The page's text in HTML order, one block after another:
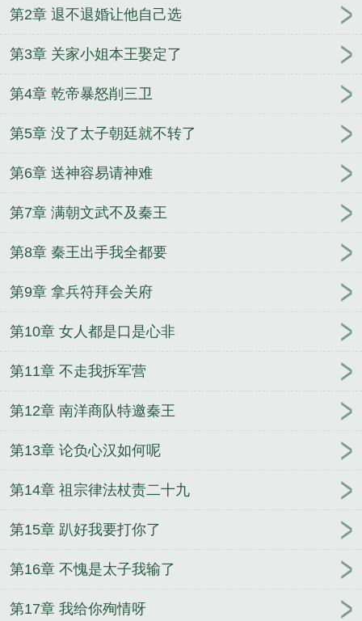
九叔：简化金光咒，晒太阳就变强
明末暴君：从收
瓜当反派 九龙夺嫡：被贬北凉，六皇子飘了
应召男
谱剑仙 异能神道 叶四海林巧花
九天
剑主
九位师娘顶不住，催我下山
长生之我能置换万
物
归义 读心：听到郡主心声后大反派赢了
第2章 退不退婚让他自己选
第3章 关家小姐本王娶定了
第4章 乾帝暴怒削三卫
第5章 没了太子朝廷就不转了
第6章 送神容易请神难
第7章 满朝文武不及秦王
第8章 秦王出手我全都要
第9章 拿兵符拜会关府
第10章 女人都是口是心非
第11章 不走我拆军营
第12章 南洋商队特邀秦王
第13章 论负心汉如何呢
第14章 祖宗律法杖责二十九
第15章 趴好我要打你了
第16章 不愧是太子我输了
第17章 我给你殉情呀